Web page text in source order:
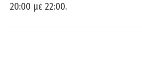
20:00 με 22:00.